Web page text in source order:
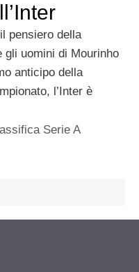
pensiero della
gli uomini di Mourinho
anticipo della
l’Inter è
Serie A